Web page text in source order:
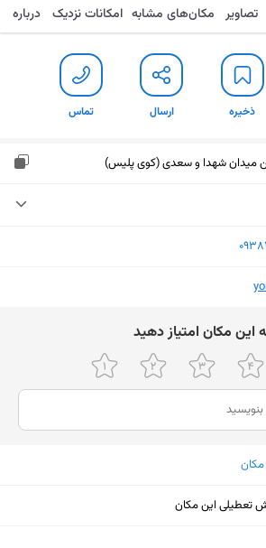
ذخیره ارسال تماس تصاویر مکان‌های مشابه امکانات نزدیک درباره
ذخیره ارسال تماس
بین میدان شهدا و سعدی (کوی پلیس)
۷ تا ۲۴
۷ تا ۲۴
اﯾﻦ ﻣﮑﺎن اﻣﺘﯿﺎز دﻫﯿﺪ
مکان
تعطیلی این مکان